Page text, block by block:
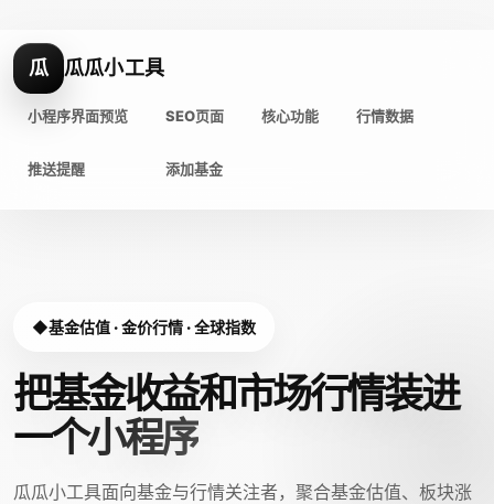
瓜 瓜瓜小工具
小程序界面预览 SEO页面 核心功能 行情数据
推送提醒 添加基金
基金估值 · 金价行情 · 全球指数
把基金收益和市场行情装进
一个小程序
瓜瓜小工具面向基金与行情关注者，聚合基金估值、板块涨